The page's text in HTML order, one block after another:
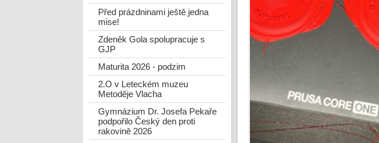
Před prázdninami ještě jedna
mise!
Zdeněk Gola spolupracuje s
GJP
Maturita 2026 - podzim
2.O v Leteckém muzeu
Metoděje Vlacha
Gymnázium Dr. Josefa Pekaře
podpořilo Český den proti
rakovině 2026